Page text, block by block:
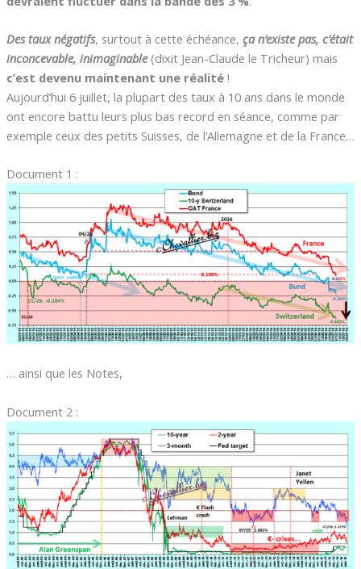
Des taux négatifs, surtout à cette échéance, ça n’existe pas, c’était
inconcevable, inimaginable (dixit Jean-Claude le Tricheur) mais
c’est devenu maintenant une réalité !
Aujourd’hui 6 juillet, la plupart des taux à 10 ans dans le monde
ont encore battu leurs plus bas record en séance, comme par
exemple ceux des petits Suisses, de l’Allemagne et de la France…
Document 1 :
… ainsi que les Notes,
Document 2 :